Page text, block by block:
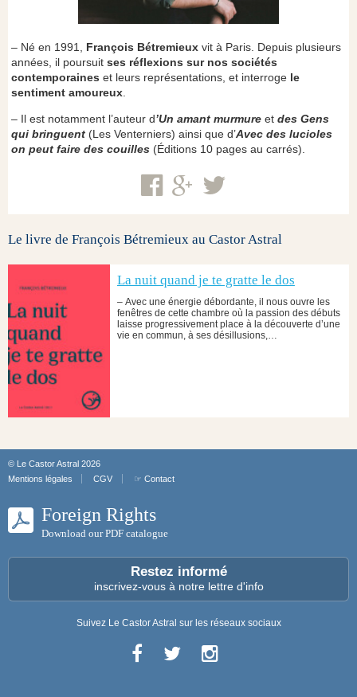
– Né en 1991, François Bétremieuxvit à Paris. Depuis plusieurs
années, il poursuitses réflexions sur nos sociétés
contemporaines et leurs représentations, et interroge le
sentiment amoureux.
– Il est notamment l’auteur d’Un amant murmure etdes Gens
qui bringuent (Les Venterniers) ainsi que d’Avec des lucioles
on peut faire des couilles (Éditions 10 pages au carrés).
Le livre de François Bétremieux au Castor Astral
La nuit quand je te gratte le dos
– Avec une énergie débordante, il nous ouvre les
fenêtres de cette chambre où la passion des débuts
laisse progressivement place à la découverte d’une
vie en commun, à ses désillusions,…
© Le Castor Astral 2026
Mentions légales
CGV ☞ Contact
Foreign Rights
Download our PDF catalogue
Restez informé
inscrivez-vous à notre lettre d'info
Suivez Le Castor Astral sur les réseaux sociaux